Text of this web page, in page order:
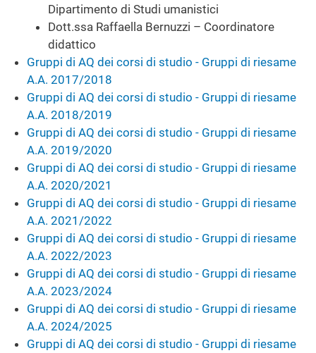
Dipartimento di Studi umanistici
Dott.ssa Raffaella Bernuzzi – Coordinatore
didattico
Gruppi di AQ dei corsi di studio - Gruppi di riesame
A.A. 2017/2018
Gruppi di AQ dei corsi di studio - Gruppi di riesame
A.A. 2018/2019
Gruppi di AQ dei corsi di studio - Gruppi di riesame
A.A. 2019/2020
Gruppi di AQ dei corsi di studio - Gruppi di riesame
A.A. 2020/2021
Gruppi di AQ dei corsi di studio - Gruppi di riesame
A.A. 2021/2022
Gruppi di AQ dei corsi di studio - Gruppi di riesame
A.A. 2022/2023
Gruppi di AQ dei corsi di studio - Gruppi di riesame
A.A. 2023/2024
Gruppi di AQ dei corsi di studio - Gruppi di riesame
A.A. 2024/2025
Gruppi di AQ dei corsi di studio - Gruppi di riesame